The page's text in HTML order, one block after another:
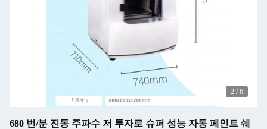
2 / 6
680 번/분 진동 주파수 저 투자로 슈퍼 성능 자동 페인트 쉐